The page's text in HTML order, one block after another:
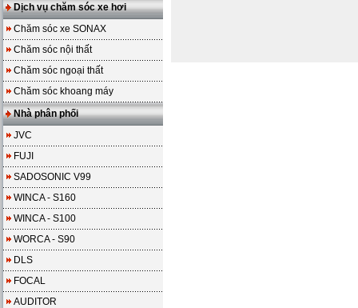
Dịch vụ chăm sóc xe hơi
Chăm sóc xe SONAX
Chăm sóc nội thất
Chăm sóc ngoại thất
Chăm sóc khoang máy
Nhà phân phối
JVC
FUJI
SADOSONIC V99
WINCA - S160
WINCA - S100
WORCA - S90
DLS
FOCAL
AUDITOR